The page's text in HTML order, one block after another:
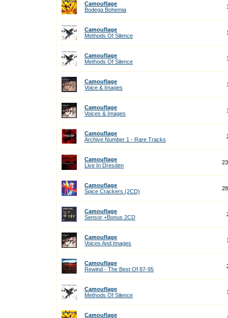
Camouflage
Bodega Bohemia
Camouflage
Methods Of Silence
Camouflage
Methods Of Silence
Camouflage
Voice & Images
Camouflage
Voices & Images
Camouflage
Archive Number 1 - Rare Tracks
Camouflage
Live In Dresden
Camouflage
Spice Crackers (2CD)
Camouflage
Sensor +Bonus 2CD
Camouflage
Voices And Images
Camouflage
Rewind - The Best Of 87-95
Camouflage
Methods Of Silence
Camouflage